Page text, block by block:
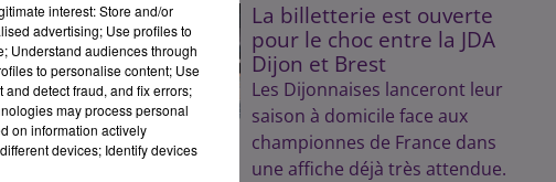
La billetterie est ouverte
pour le choc entre la JDA
Dijon et Brest
Les Dijonnaises lanceront leur
saison à domicile face aux
championnes de France dans
une affiche déjà très attendue.
interest: Store and/or
advertising; Use profiles to
Understand audiences through
to personalise content; Use
detect fraud, and fix errors;
may process personal
on information actively
devices; Identify devices